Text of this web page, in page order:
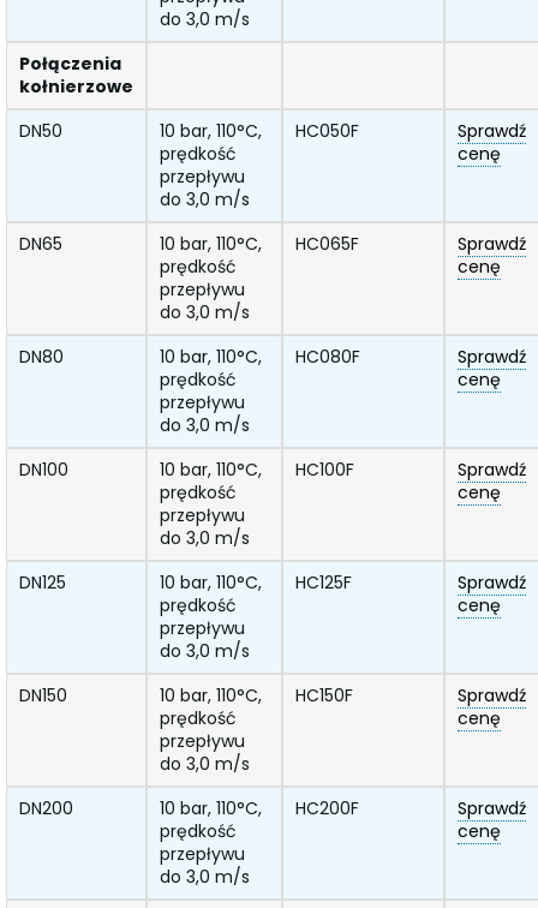
do 3,0 m/s
Połączenia
kołnierzowe
DN50
10 bar, 110°C,
prędkość
przepływu
do 3,0 m/s
HC050F
Sprawdź
cenę
DN65
10 bar, 110°C,
prędkość
przepływu
do 3,0 m/s
HC065F
Sprawdź
cenę
DN80
10 bar, 110°C,
prędkość
przepływu
do 3,0 m/s
HC080F
Sprawdź
cenę
DN100
10 bar, 110°C,
prędkość
przepływu
do 3,0 m/s
HC100F
Sprawdź
cenę
DN125
10 bar, 110°C,
prędkość
przepływu
do 3,0 m/s
HC125F
Sprawdź
cenę
DN150
10 bar, 110°C,
prędkość
przepływu
do 3,0 m/s
HC150F
Sprawdź
cenę
DN200
10 bar, 110°C,
prędkość
przepływu
do 3,0 m/s
HC200F
Sprawdź
cenę